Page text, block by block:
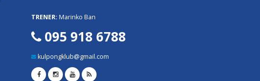
TRENER: Marinko Ban
095 918 6788
kulpongklub@gmail.com